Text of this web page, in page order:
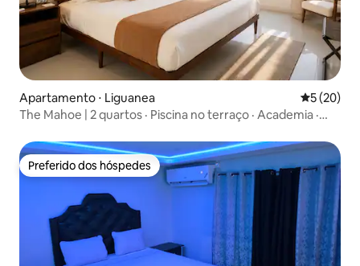
Apartamento ⋅ Liguanea 5 de uma
5 (20)
The Mahoe | 2 quartos · Piscina no terraço · Academia ·
Preferido dos hóspedes
Preferido dos hóspedes